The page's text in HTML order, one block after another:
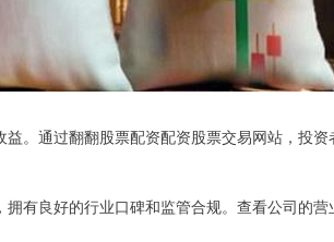
。通过翻翻股票配资配资股票交易网站，投
有良好的行业口碑和监管合规。查看公司的